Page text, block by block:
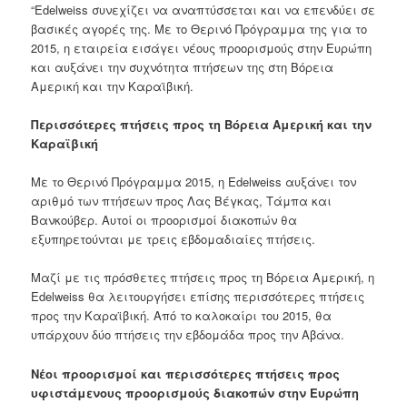
“Edelweiss συνεχίζει να αναπτύσσεται και να επενδύει σε
βασικές αγορές της. Με τοΘερινό Πρόγραμμα της για το
2015, η εταιρεία εισάγει νέους προορισμούς στην Ευρώπη
και αυξάνει την συχνότητα πτήσεων της στη Βόρεια
Αμερική και την Καραϊβική.
Περισσότερες πτήσεις προς τη Βόρεια Αμερική και την
Καραϊβική
Με τοΘερινό Πρόγραμμα 2015, η Edelweiss αυξάνει τον
αριθμό τωνπτήσεων προς Λας Βέγκας,Τάμπα και
Βανκούβερ.Αυτοί οι προορισμοί διακοπών θα
εξυπηρετούνται με τρεις εβδομαδιαίες πτήσεις.
Μαζί με τιςπρόσθετες πτήσεις προς τη Βόρεια Αμερική, η
Edelweiss θα λειτουργήσει επίσηςπερισσότερες πτήσεις
προς την Καραϊβική.Από το καλοκαίρι του 2015, θα
υπάρχουν δύο πτήσεις την εβδομάδα προς την Αβάνα.
Νέοι προορισμοί και περισσότερες πτήσεις προς
υφιστάμενους προορισμούς διακοπών στην Ευρώπη